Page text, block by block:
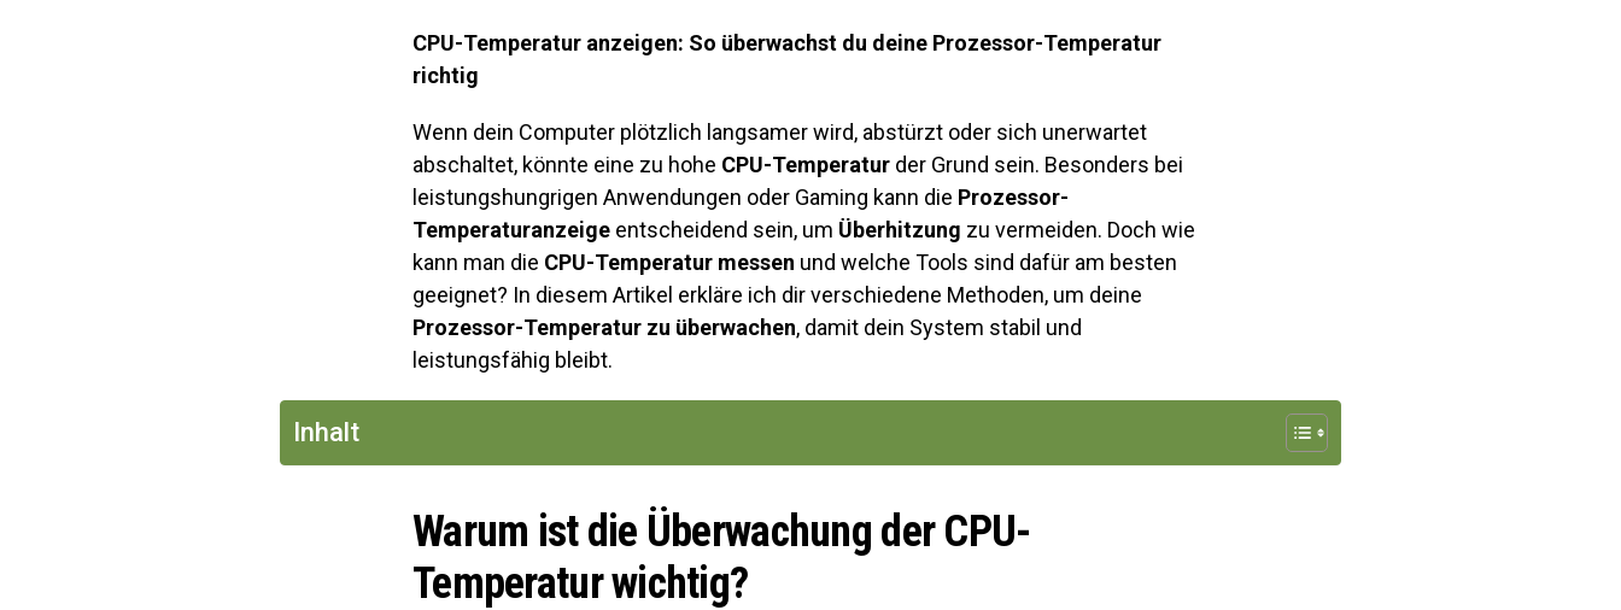
CPU-Temperatur anzeigen: So überwachst du deine Prozessor-Temperatur
richtig
Wenn dein Computer plötzlich langsamer wird, abstürzt oder sich unerwartet
abschaltet, könnte eine zu hohe CPU-Temperatur der Grund sein. Besonders bei
leistungshungrigen Anwendungen oder Gaming kann die Prozessor-
Temperaturanzeige entscheidend sein, um Überhitzung zu vermeiden. Doch wie
kann man die CPU-Temperatur messen und welche Tools sind dafür am besten
geeignet? In diesem Artikel erkläre ich dir verschiedene Methoden, um deine
Prozessor-Temperatur zu überwachen, damit dein System stabil und
leistungsfähig bleibt.
Inhalt
Warum ist die Überwachung der CPU-
Temperatur wichtig?